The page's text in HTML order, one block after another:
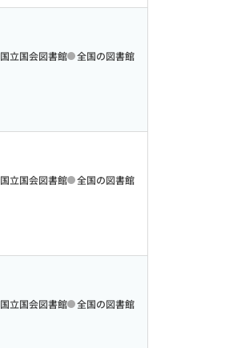
国立国会図書館 全国の図書館
国立国会図書館 全国の図書館
国立国会図書館 全国の図書館